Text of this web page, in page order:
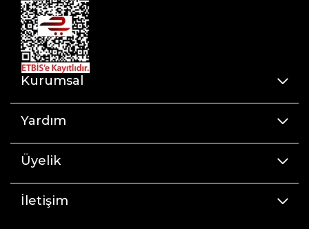
Kurumsal
Yardım
Üyelik
İletişim